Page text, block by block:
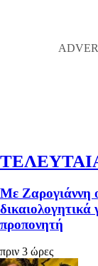
Με Ζαρογιάννη
δικαιολογητικά
προπονητή
πριν 3 ώρες